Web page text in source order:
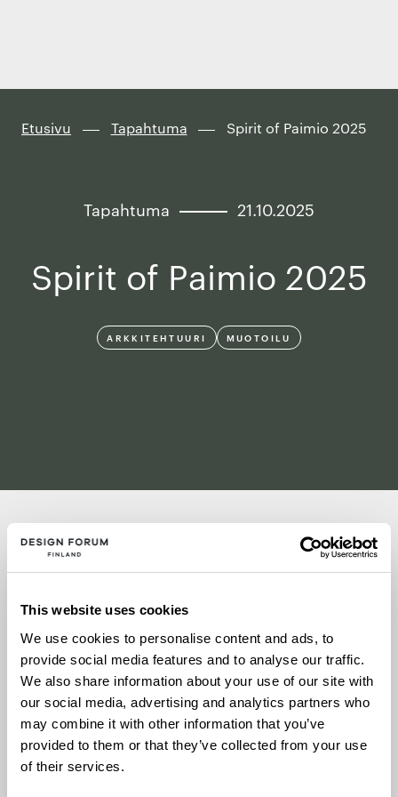
This website uses cookies
We use cookies to personalise content and ads, to
provide social media features and to analyse our traffic.
We also share information about your use of our site with
our social media, advertising and analytics partners who
may combine it with other information that you’ve
provided to them or that they’ve collected from your use
of their services.
Etusivu Tapahtuma Spirit of Paimio 2025
Tapahtuma 21.10.2025
Spirit of Paimio 2025
ARKKITEHTUURI MUOTOILU
Paimio
Lisätietoja
Lokakuussa Paimion parantolassa
järjestettäväSpirit of Paimio -konferenssi